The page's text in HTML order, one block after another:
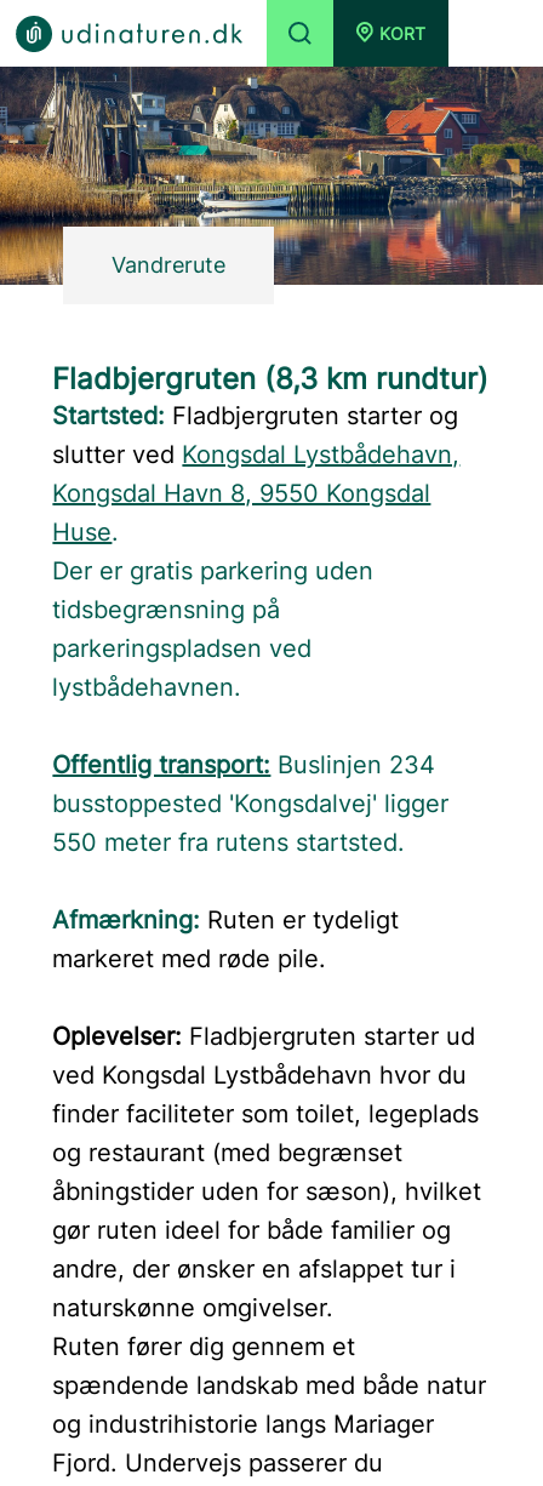
KORT
Vandrerute
Fladbjergruten (8,3 km rundtur)
Startsted: Fladbjergruten starter og
slutter ved Kongsdal Lystbådehavn,
Kongsdal Havn 8, 9550 Kongsdal
Huse.
Der er gratis parkering uden
tidsbegrænsning på
parkeringspladsen ved
lystbådehavnen.
Offentlig transport: Buslinjen 234
busstoppested 'Kongsdalvej' ligger
550 meter fra rutens startsted.
Afmærkning: Ruten er tydeligt
markeret med røde pile.
Oplevelser: Fladbjergruten starter ud
ved Kongsdal Lystbådehavn hvor du
finder faciliteter som toilet, legeplads
og restaurant (med begrænset
åbningstider uden for sæson), hvilket
gør ruten ideel for både familier og
andre, der ønsker en afslappet tur i
naturskønne omgivelser.
Ruten fører dig gennem et
spændende landskab med både natur
og industrihistorie langs Mariager
Fjord. Undervejs passerer du